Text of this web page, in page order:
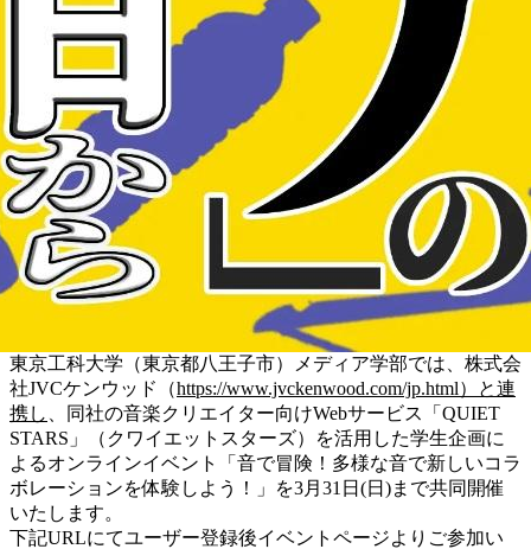
東京工科大学（東京都八王子市）メディア学部では、株式会
社JVCケンウッド（https://www.jvckenwood.com/jp.html）と連
携し
、同社の音楽クリエイター向けWebサービス「QUIET
STARS」（クワイエットスターズ）を活用した学生企画に
よるオンラインイベント「音で冒険！多様な音で新しいコラ
ボレーションを体験しよう！」を3月31日(日)まで共同開催
いたします。
下記URLにてユーザー登録後イベントページよりご参加い